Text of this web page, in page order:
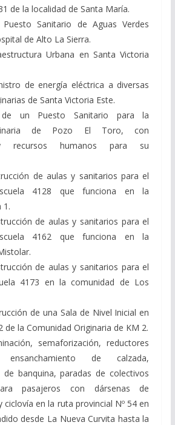
de la localidad de Santa María.
Puesto Sanitario de Aguas Verdes
de Alto La Sierra.
Urbana en Santa Victoria
de energía eléctrica a diversas
de Santa Victoria Este.
de un Puesto Sanitario para la
de Pozo El Toro, con
recursos humanos para su
de aulas y sanitarios para el
4128 que funciona en la
1.
de aulas y sanitarios para el
4162 que funciona en la
de aulas y sanitarios para el
4173 en la comunidad de Los
de una Sala de Nivel Inicial en
de la Comunidad Originaria de KM 2.
semaforización, reductores
de calzada,
de banquina, paradas de colectivos
pasajeros con dársenas de
en la ruta provincial Nº 54 en
desde La Nueva Curvita hasta la